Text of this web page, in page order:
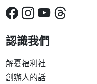
認識我們
解憂福利社
創辦人的話